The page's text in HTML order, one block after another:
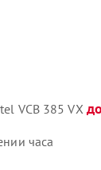
VCB 385 VX до
часа